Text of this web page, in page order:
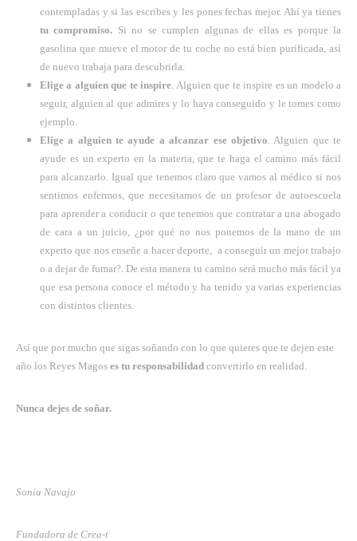
contempladas y si las escribes y les pones fechas mejor. Ahí ya tienes
tu compromiso. Si no se cumplen algunas de ellas es porque la
gasolina que mueve el motor de tu coche no está bien purificada, así
de nuevo trabaja para descubrirla.
Elige a alguien que te inspire. Alguien que te inspire es un modelo a
seguir, alguien al que admires y lo haya conseguido y le tomes como
ejemplo.
Elige a alguien te ayude a alcanzar ese objetivo. Alguien que te
ayude es un experto en la materia, que te haga el camino más fácil
para alcanzarlo. Igual que tenemos claro que vamos al médico si nos
sentimos enfermos, que necesitamos de un profesor de autoescuela
para aprender a conducir o que tenemos que contratar a una abogado
de cara a un juicio, ¿por qué no nos ponemos de la mano de un
experto que nos enseñe a hacer deporte, a conseguir un mejor trabajo
o a dejar de fumar?. De esta manera tu camino será mucho más fácil ya
que esa persona conoce el método y ha tenido ya varias experiencias
con distintos clientes.
Así que por mucho que sigas soñando con lo que quieres que te dejen este
año los Reyes Magos es tu responsabilidad convertirlo en realidad.
Nunca dejes de soñar.
Sonia Navajo
Fundadora de Crea-t